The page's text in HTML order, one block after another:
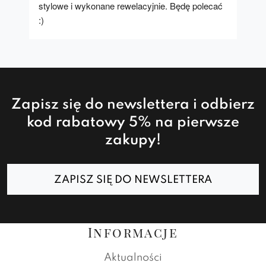
stylowe i wykonane rewelacyjnie. Będę polecać
:)
Zapisz się do newslettera i odbierz
kod rabatowy 5% na pierwsze
zakupy!
ZAPISZ SIĘ DO NEWSLETTERA
Informacje
Aktualności